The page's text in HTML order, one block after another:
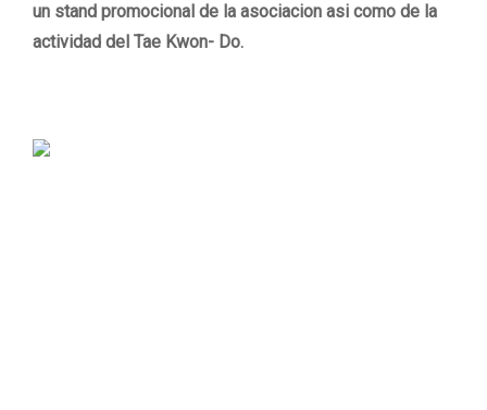
un stand promocional de la asociacion asi como de la
actividad del Tae Kwon- Do.